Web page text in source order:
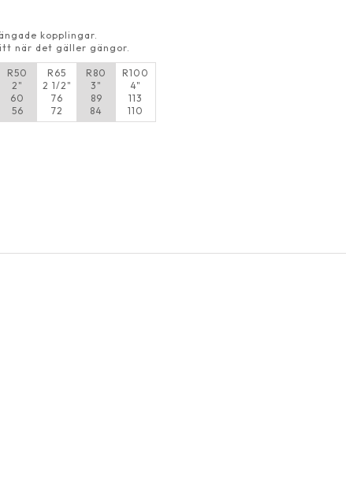
kopplingar.
när det gäller gängor.
R50
2"
60
56
R65
2 1/2"
76
72
R80
3"
89
84
R100
4"
113
110